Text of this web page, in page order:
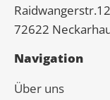
Raidwangerstr.12
72622
Navigation
Über uns